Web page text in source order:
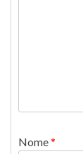
Nome*